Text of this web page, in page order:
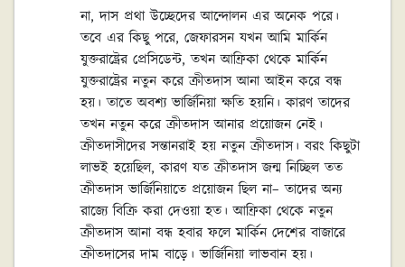
না, দাস প্রথা উচ্ছেদের আন্দোলন এর অনেক পরে।
তবে এর কিছু পরে, জেফারসন যখন আমি মার্কিন
যুক্তরাষ্ট্রের প্রেসিডেন্ট, তখন আফ্রিকা থেকে মার্কিন
যুক্তরাষ্ট্রের নতুন করে ক্রীতদাস আনা আইন করে বন্ধ
হয়। তাতে অবশ্য ভার্জিনিয়া ক্ষতি হয়নি। কারণ তাদের
তখন নতুন করে ক্রীতদাস আনার প্রয়োজন নেই।
ক্রীতদাসীদের সন্তানরাই হয় নতুন ক্রীতদাস। বরং কিছুটা
লাভই হয়েছিল, কারণ যত ক্রীতদাস জন্ম নিচ্ছিল তত
ক্রীতদাস ভার্জিনিয়াতে প্রয়োজন ছিল না– তাদের অন্য
রাজ্যে বিক্রি করা দেওয়া হত। আফ্রিকা থেকে নতুন
ক্রীতদাস আনা বন্ধ হবার ফলে মার্কিন দেশের বাজারে
ক্রীতদাসের দাম বাড়ে। ভার্জিনিয়া লাভবান হয়।